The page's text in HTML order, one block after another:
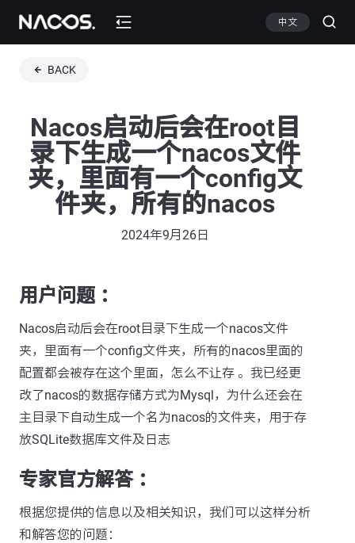
中文
BACK
Nacos启动后会在root目
录下生成一个nacos文件
夹，里面有一个config文
件夹，所有的nacos
2024年9月26日
用户问题 ：
Nacos启动后会在root目录下生成一个nacos文件
夹，里面有一个config文件夹，所有的nacos里面的
配置都会被存在这个里面，怎么不让存 。我已经更
改了nacos的数据存储方式为Mysql，为什么还会在
主目录下自动生成一个名为nacos的文件夹，用于存
放SQLite数据库文件及日志
专家官方解答 ：
根据您提供的信息以及相关知识，我们可以这样分析
和解答您的问题：